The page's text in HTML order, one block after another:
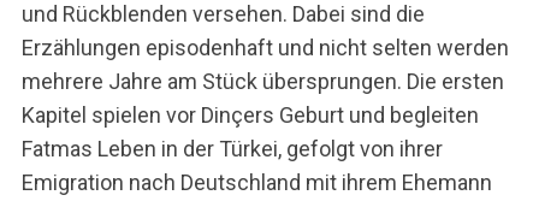
und Rückblenden versehen. Dabei sind die
Erzählungen episodenhaft und nicht selten werden
mehrere Jahre am Stück übersprungen. Die ersten
Kapitel spielen vor Dinçers Geburt und begleiten
Fatmas Leben in der Türkei, gefolgt von ihrer
Emigration nach Deutschland mit ihrem Ehemann